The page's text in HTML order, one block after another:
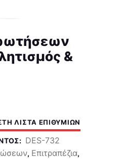
&
ΛΊΣΤΑ ΕΠΙΘΥΜΙΏΝ
DES-732
, Επιτραπέζια,